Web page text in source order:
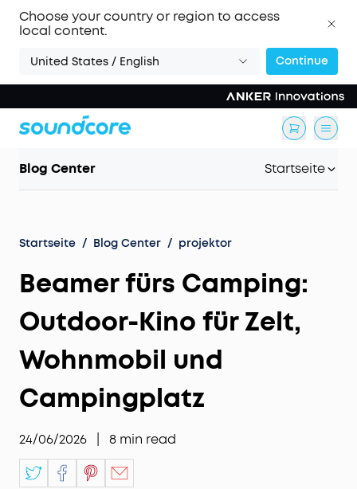
Choose your country or region to access
local content.
United States / English Continue
Blog Center Startseite
Startseite / Blog Center / projektor
Beamer fürs Camping:
Outdoor-Kino für Zelt,
Wohnmobil und
Campingplatz
24/06/2026 8 min read